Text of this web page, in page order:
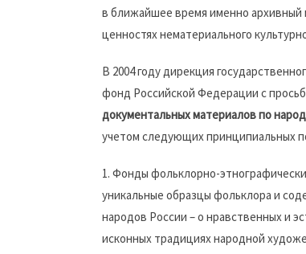
в ближайшее время именно
ценностях нематериального
В 2004 году дирекция
фонд Российской Федерации с
документальных материалов по
учетом следующих принципиальных
1. Фонды фольклорно-
уникальные образцы фольклора и
народов России – о нравственных и
исконных традициях народной